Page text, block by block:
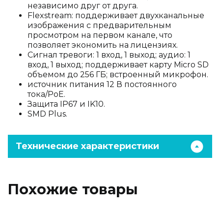
независимо друг от друга.
Flexstream: поддерживает двухканальные
изображения с предварительным
просмотром на первом канале, что
позволяет экономить на лицензиях.
Сигнал тревоги: 1 вход, 1 выход; аудио: 1
вход, 1 выход; поддерживает карту Micro SD
объемом до 256 ГБ; встроенный микрофон.
источник питания 12 В постоянного
тока/PoE.
Защита IP67 и IK10.
SMD Plus.
Технические характеристики
Похожие товары